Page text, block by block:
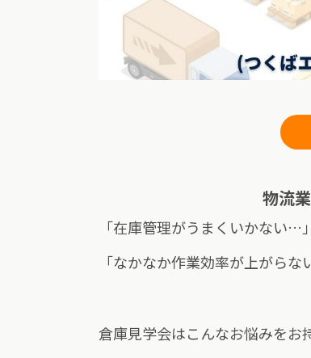
物流
「在庫管理がうまくいかない…」
「なかなか作業効率が上がらな
倉庫見学会はこんなお悩みをお